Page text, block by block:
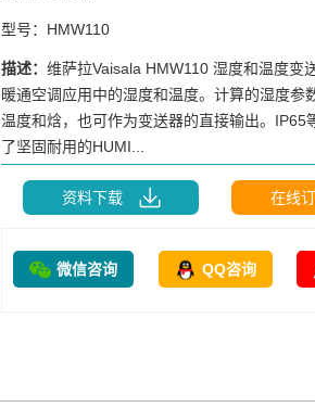
型号：HMW110
描述：维萨拉Vaisala HMW110 湿度和温度变
暖通空调应用中的湿度和温度。计算的湿度参
温度和焓，也可作为变送器的直接输出。IP65
了坚固耐用的HUMI...
资料下载 在线
微信咨询 QQ咨询